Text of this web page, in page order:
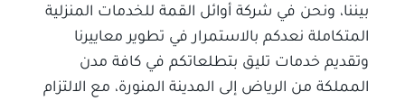
بيننا، ونحن في شركة أوائل القمة للخدمات المنزلية
المتكاملة نعدكم بالاستمرار في تطوير معاييرنا
وتقديم خدمات تليق بتطلعاتكم في كافة مدن
المملكة من الرياض إلى المدينة المنورة، مع الالتزام